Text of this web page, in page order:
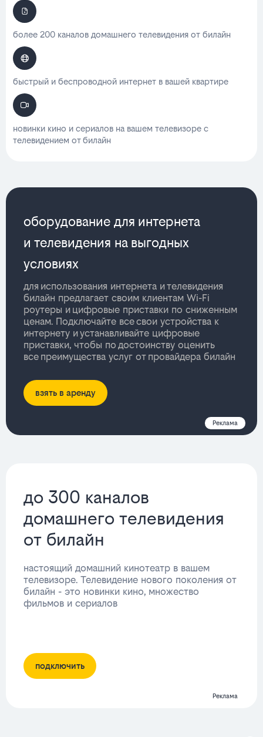
более 200 каналов домашнего телевидения от билайн
быстрый и беспроводной интернет в вашей квартире
новинки кино и сериалов на вашем телевизоре с
телевидением от билайн
оборудование для интернета
и телевидения на выгодных
условиях
для использования интернета и телевидения
билайн предлагает своим клиентам Wi-Fi
роутеры и цифровые приставки по сниженным
ценам. Подключайте все свои устройства к
интернету и устанавливайте цифровые
приставки, чтобы по достоинству оценить
все преимущества услуг от провайдера билайн
взять в аренду
Реклама
до 300 каналов
домашнего телевидения
от билайн
настоящий домашний кинотеатр в вашем
телевизоре. Телевидение нового поколения от
билайн - это новинки кино, множество
фильмов и сериалов
подключить
Реклама